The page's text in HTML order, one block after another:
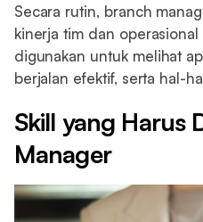
Secara rutin, branch
kinerja tim dan
digunakan untuk melihat
berjalan efektif, serta hal-
Skill yang Harus
Manager